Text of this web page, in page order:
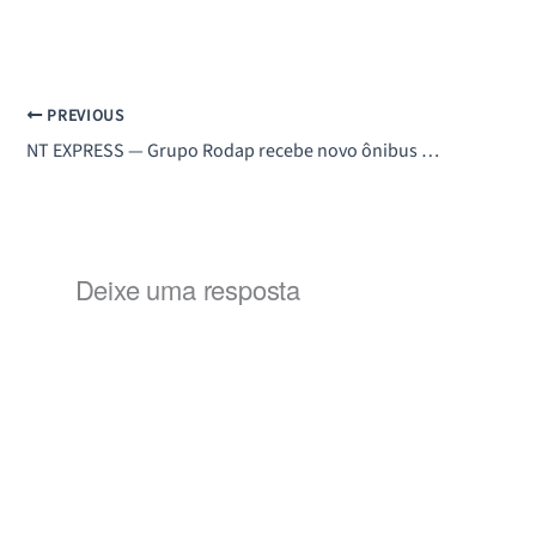
PREVIOUS
NT EXPRESS — Grupo Rodap recebe novo ônibus fabricado pela Mascarello para o sistema TREM Metropolitano
Deixe uma resposta